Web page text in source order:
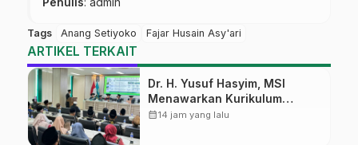
Tags Anang Setiyoko Fajar Husain Asy'ari
ARTIKEL TERKAIT
Dr. H. Yusuf Hasyim, MSI
Menawarkan Kurikulum
Diversifikasi, Harapan Baru
calendar_month14 jam yang lalu